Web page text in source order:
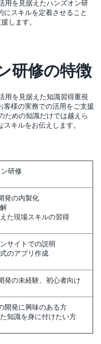
用を見据えたハンズオン研
スキルを定着させること
します。
研修
発の内製化
た現場スキルの習得
サイトでの説明
のアプリ作成
発の未経験、初心者向け
開発に興味のある方
た知識を身に付けたい方
研修の特徴
用を見据えた知識習得重視
客様の実務での活用をご支援
ための知識だけでは越えら
キルをお伝えします。